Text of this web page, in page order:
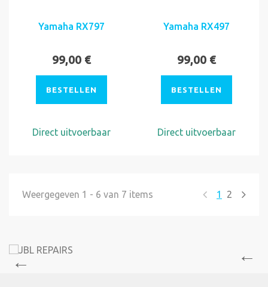
Yamaha RX797
99,00 €
BESTELLEN
Direct uitvoerbaar
Yamaha RX497
99,00 €
BESTELLEN
Direct uitvoerbaar
1 2
Weergegeven 1 - 6 van 7 items